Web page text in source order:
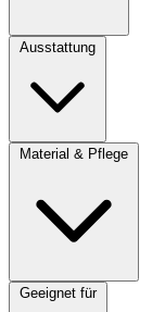
Ausstattung
Material & Pflege
Geeignet für